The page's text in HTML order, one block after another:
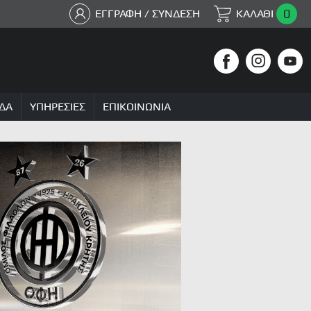
ΕΓΓΡΑΦΗ / ΣΥΝΔΕΣΗ ΚΑΛΑΘΙ 0
ΥΠΗΡΕΣΙΕΣ ΕΠΙΚΟΙΝΩΝΙΑ